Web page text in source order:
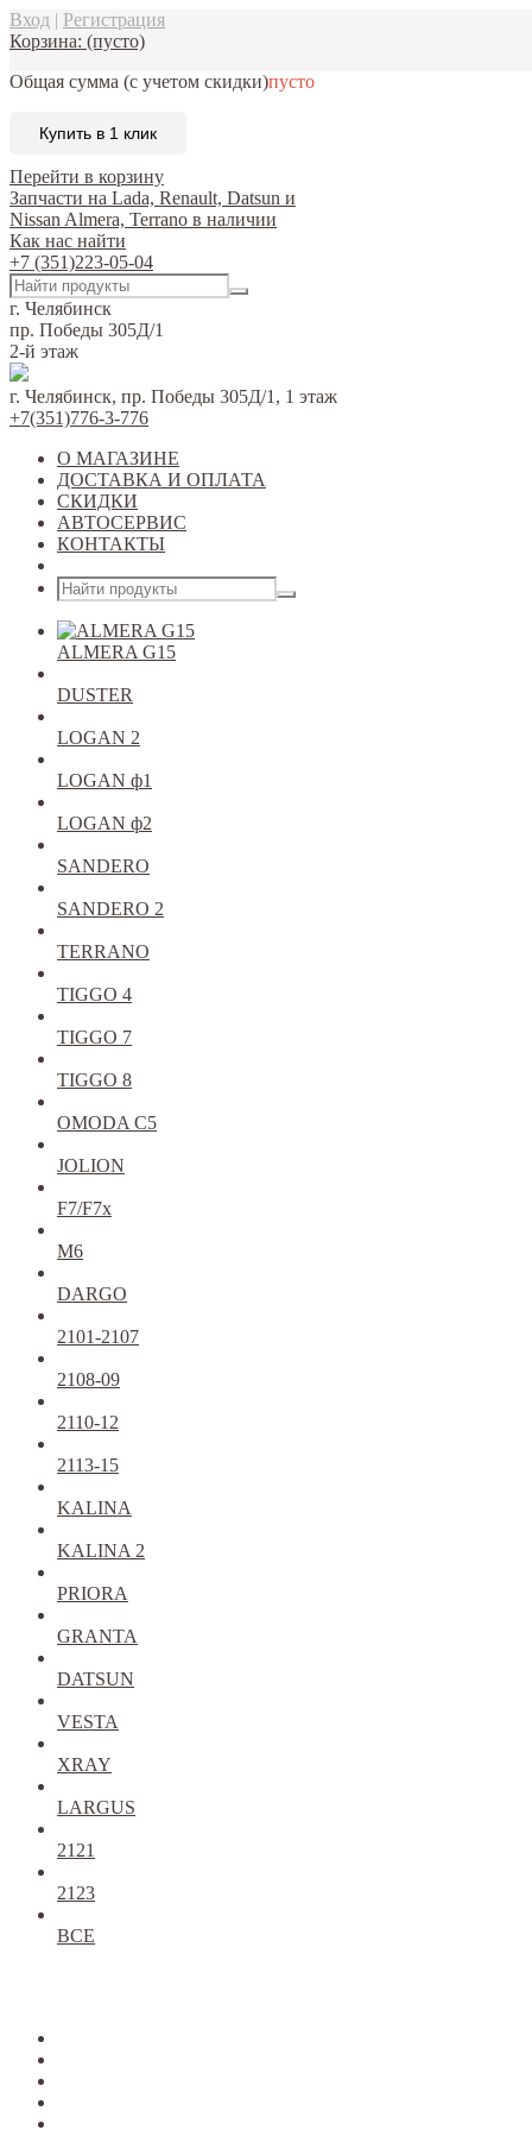
Вход | Регистрация
Корзина: (пусто)
Общая сумма (с учетом скидки)пусто
Купить в 1 клик
Перейти в корзину
Запчасти на Lada, Renault, Datsun и
Nissan Almera, Terrano в наличии
Как нас найти
+7 (351)223-05-04
г. Челябинск
пр. Победы 305Д/1
2-й этаж
г. Челябинск, пр. Победы 305Д/1, 1 этаж
+7(351)776-3-776
О МАГАЗИНЕ
ДОСТАВКА И ОПЛАТА
СКИДКИ
АВТОСЕРВИС
КОНТАКТЫ
ALMERA G15
DUSTER
LOGAN 2
LOGAN ф1
LOGAN ф2
SANDERO
SANDERO 2
TERRANO
TIGGO 4
TIGGO 7
TIGGO 8
OMODA C5
JOLION
F7/F7x
M6
DARGO
2101-2107
2108-09
2110-12
2113-15
KALINA
KALINA 2
PRIORA
GRANTA
DATSUN
VESTA
XRAY
LARGUS
2121
2123
ВСЕ